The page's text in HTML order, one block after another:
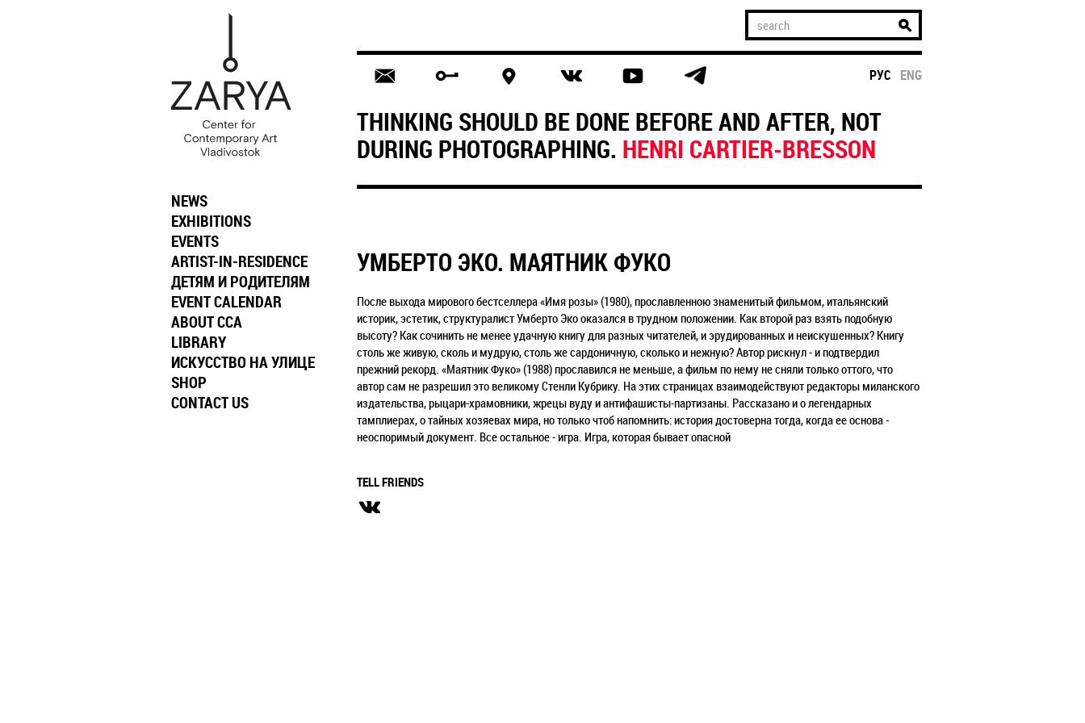
РУС ENG
THINKING SHOULD BE DONE BEFORE AND AFTER, NOT
DURING PHOTOGRAPHING. HENRI CARTIER-BRESSON
УМБЕРТО ЭКО. МАЯТНИК ФУКО
После выхода мирового бестселлера «Имя розы» (1980), прославленною знаменитый фильмом, итальянский
историк, эстетик, структуралист Умберто Эко оказался в трудном положении. Как второй раз взять подобную
высоту? Как сочинить не менее удачную книгу для разных читателей, и эрудированных и неискушенных? Книгу
столь же живую, сколь и мудрую, столь же сардоничную, сколько и нежную? Автор рискнул - и подтвердил
прежний рекорд. «Маятник Фуко» (1988) прославился не меньше, а фильм по нему не сняли только оттого, что
автор сам не разрешил это великому Стенли Кубрику. На этих страницах взаимодействуют редакторы миланского
издательства, рыцари-храмовники, жрецы вуду и антифашисты-партизаны. Рассказано и о легендарных
тамплиерах, о тайных хозяевах мира, но только чтоб напомнить: история достоверна тогда, когда ее основа -
неоспоримый документ. Все остальное - игра. Игра, которая бывает опасной
TELL FRIENDS
NEWS
EXHIBITIONS
EVENTS
ARTIST-IN-RESIDENCE
ДЕТЯМ И РОДИТЕЛЯМ
EVENT CALENDAR
ABOUT CCA
LIBRARY
ИСКУССТВО НА УЛИЦЕ
SHOP
CONTACT US